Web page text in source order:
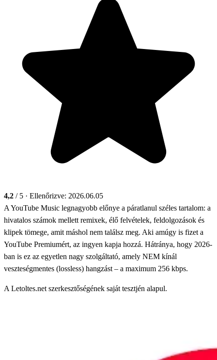
4,2 / 5 · Ellenőrizve: 2026.06.05
A YouTube Music legnagyobb előnye a páratlanul széles tartalom: a
hivatalos számok mellett remixek, élő felvételek, feldolgozások és
klipek tömege, amit máshol nem találsz meg. Aki amúgy is fizet a
YouTube Premiumért, az ingyen kapja hozzá. Hátránya, hogy 2026-
ban is ez az egyetlen nagy szolgáltató, amely NEM kínál
veszteségmentes (lossless) hangzást – a maximum 256 kbps.
A Letoltes.net szerkesztőségének saját tesztjén alapul.